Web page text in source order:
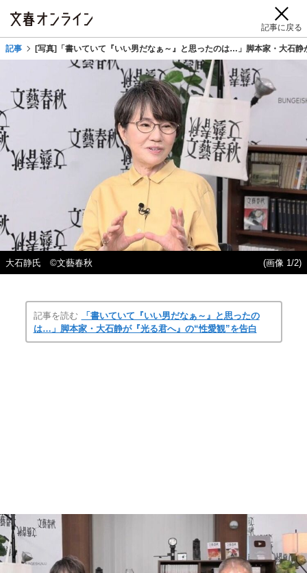
記事に戻る
記事 [写真]「書いていて『いい男だなぁ～』と思ったのは…」脚本家・大石静
大石静氏 ©文藝春秋 (画像 1/2)
記事を読む
「書いていて『いい男だなぁ～』と思ったの
は…」脚本家・大石静が『光る君へ』の“性愛観”を告白